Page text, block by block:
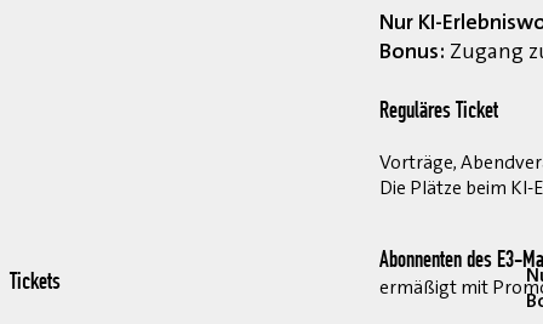
Nur KI-
Bonus: Zugang
Reguläres Ticket
Vorträge,
Die Plätze beim
Abonnenten des E3-
ermäßigt mit
Tickets